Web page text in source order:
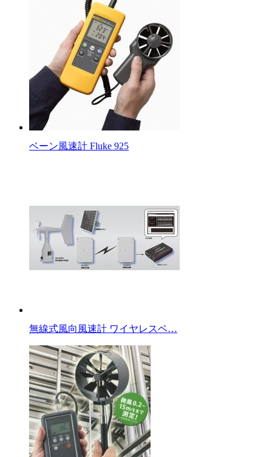
ベーン風速計 Fluke 925
無線式風向風速計 ワイヤレスベ…